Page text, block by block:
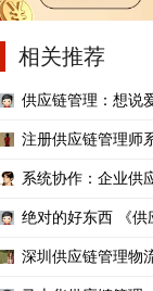
相关推荐
供应链管理：想说
注册供应链管理师
系统协作：企业供
深圳供应链管理物